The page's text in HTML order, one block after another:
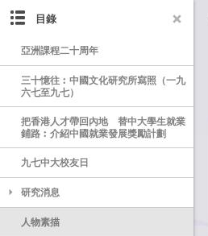
目錄
亞洲課程二十周年
三十憶往︰中國文化研究所寫照（一九
六七至九七）
把香港人才帶回內地 替中大學生就業
鋪路︰介紹中國就業發展獎勵計劃
九七中大校友日
研究消息
人物素描